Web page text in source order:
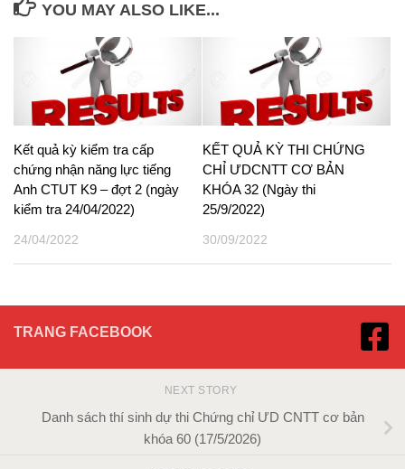
YOU MAY ALSO LIKE...
Kết quả kỳ kiểm tra cấp
chứng nhận năng lực tiếng
Anh CTUT K9 – đợt 2 (ngày
kiểm tra 24/04/2022)
24/04/2022
KẾT QUẢ KỲ THI CHỨNG
CHỈ ƯDCNTT CƠ BẢN
KHÓA 32 (Ngày thi
25/9/2022)
30/09/2022
TRANG FACEBOOK
NEXT STORY
Danh sách thí sinh dự thi Chứng chỉ ƯD CNTT cơ bản
khóa 60 (17/5/2026)